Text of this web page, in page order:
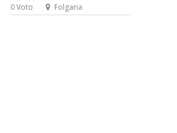
0 Voto Folgaria